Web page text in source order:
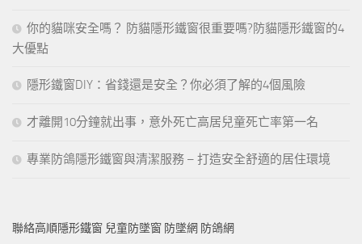
你的貓咪安全嗎？ 防貓隱形鐵窗很重要嗎?防貓隱形鐵窗的4
大優點
隱形鐵窗DIY：省錢還是安全？你必須了解的4個風險
才離開10分鐘就出事，意外死亡高居兒童死亡率第一名
專業防鴿隱形鐵窗與清潔服務 – 打造安全舒適的居住環境
聯絡高順隱形鐵窗 兒童防墜窗 防墜網 防鴿網